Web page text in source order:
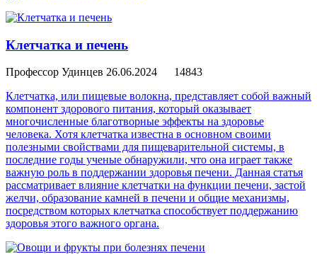
Клетчатка и печень
Профессор Удинцев 26.06.2024
14843
Клетчатка, или пищевые волокна, представляет собой важный
компонент здорового питания, который оказывает
многочисленные благотворные эффекты на здоровье
человека. Хотя клетчатка известна в основном своими
полезными свойствами для пищеварительной системы, в
последние годы ученые обнаружили, что она играет также
важную роль в поддержании здоровья печени. Данная статья
рассматривает влияние клетчатки на функции печени, застой
желчи, образование камней в печени и общие механизмы,
посредством которых клетчатка способствует поддержанию
здоровья этого важного органа.